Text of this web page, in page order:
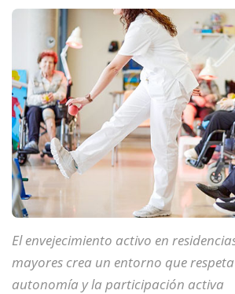
El envejecimiento activo en
mayores crea un entorno que
autonomía y la participación activa